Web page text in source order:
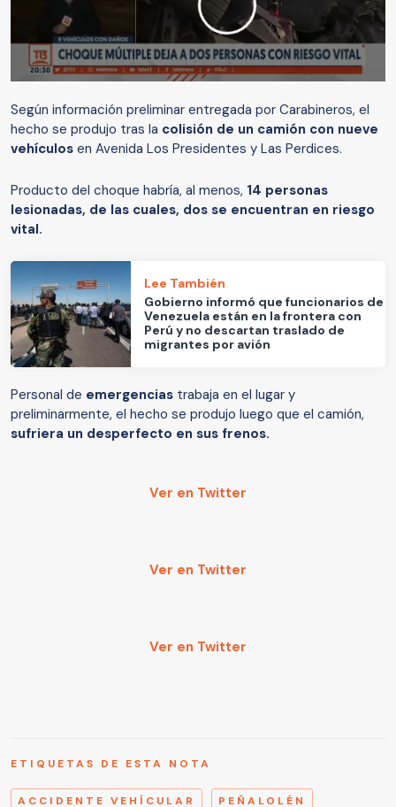
Según información preliminar entregada por Carabineros, el
hecho se produjo tras la colisión de un camión con nueve
vehículos en Avenida Los Presidentes y Las Perdices.
Producto del choque habría, al menos, 14 personas
lesionadas, de las cuales, dos se encuentran en riesgo
vital.
Lee También
Gobierno informó que funcionarios de
Venezuela están en la frontera con
Perú y no descartan traslado de
migrantes por avión
Personal de emergencias trabaja en el lugar y
preliminarmente, el hecho se produjo luego que el camión,
sufriera un desperfecto en sus frenos.
Ver en Twitter
Ver en Twitter
Ver en Twitter
ETIQUETAS DE ESTA NOTA
ACCIDENTE VEHÍCULAR PEÑALOLÉN